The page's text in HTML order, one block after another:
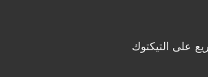
على التيكتوك